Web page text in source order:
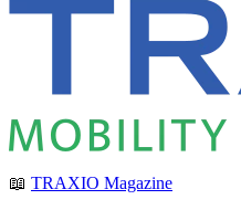
📖 TRAXIO Magazine